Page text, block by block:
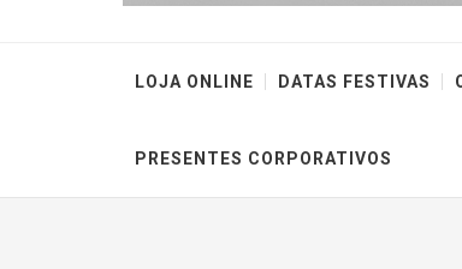
LOJA ONLINE DATAS FESTIVAS
PRESENTES CORPORATIVOS